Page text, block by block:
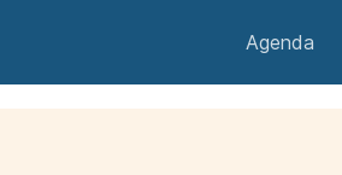
Agenda